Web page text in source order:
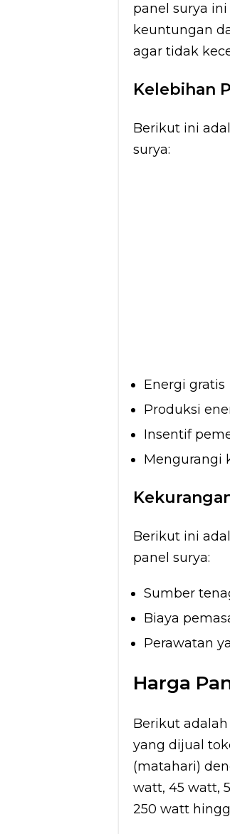
panel surya
keuntungan
agar tidak
Kelebihan
Berikut ini
surya:
Energi gratis
Produksi
Insentif
Mengurangi
Berikut ini
panel surya:
Sumber
Biaya
Perawatan
Harga
Berikut adalah
yang dijual
(matahari)
watt, 45 watt,
250 watt